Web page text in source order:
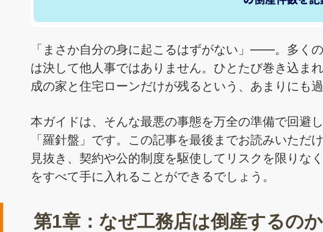
「まさか自分の身に起こるはずがない」——。多く
は決して他人事ではありません。ひとたび巻き込ま
成の家と住宅ローンだけが残るという、あまりにも
本ガイドは、そんな最悪の事態を万全の準備で回避
「羅針盤」です。この記事を最後までお読みいただ
見抜き、契約や公的制度を駆使してリスクを限りな
をすべて手に入れることができるでしょう。
第1章：なぜ工務店は倒産するの